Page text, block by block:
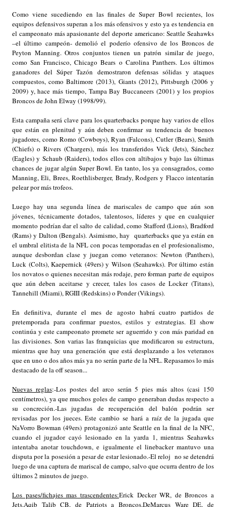
Como viene sucediendo en las finales de Super Bowl recientes, los
equipos defensivos superan a los más ofensivos y esto ya es tendencia en
el campeonato más apasionante del deporte americano: Seattle Seahawks
–el último campeón- demolió el poderío ofensivo de los Broncos de
Peyton Manning. Otros conjuntos tienen un patrón similar de juego,
como San Francisco, Chicago Bears o Carolina Panthers. Los últimos
ganadores del Súper Tazón demostraron defensas sólidas y ataques
compuestos, como Baltimore (2013), Giants (2012), Pittsburgh (2006 y
2009) y, hace más tiempo, Tampa Bay Buccaneers (2001) y los propios
Broncos de John Elway (1998/99).
Esta campaña será clave para los quarterbacks porque hay varios de ellos
que están en plenitud y aún deben confirmar su tendencia de buenos
jugadores, como Romo (Cowboys), Ryan (Falcons), Cutler (Bears), Smith
(Chiefs) o Rivers (Chargers), más los transferidos Vick (Jets), Sánchez
(Eagles) y Schaub (Raiders), todos ellos con altibajos y bajo las últimas
chances de jugar algún Super Bowl. En tanto, los ya consagrados, como
Manning, Eli, Brees, Roethlisberger, Brady, Rodgers y Flacco intentarán
pelear por más trofeos.
Luego hay una segunda línea de mariscales de campo que aún son
jóvenes, técnicamente dotados, talentosos, líderes y que en cualquier
momento podrían dar el salto de calidad, como Stafford (Lions), Bradford
(Rams) y Dalton (Bengals). Asimismo, hay quarterbacks que ya están en
el umbral elitista de la NFL con pocas temporadas en el profesionalismo,
aunque desbordan clase y juegan como veteranos: Newton (Panthers),
Luck (Colts), Kaepernick (49ers) y Wilson (Seahawks). Por último están
los novatos o quienes necesitan más rodaje, pero forman parte de equipos
que aún deben aceitarse y crecer, tales los casos de Locker (Titans),
Tannehill (Miami), RGIII (Redskins) o Ponder (Vikings).
En definitiva, durante el mes de agosto habrá cuatro partidos de
pretemporada para confirmar puestos, estilos y estrategias. El show
continúa y este campeonato promete ser aguerrido y con más paridad en
las divisiones. Son varias las franquicias que modificaron su estructura,
mientras que hay una generación que está desplazando a los veteranos
que en uno o dos años más ya no serán parte de la NFL. Repasamos lo más
destacado de la off season...
Nuevas reglas:-Los postes del arco serán 5 pies más altos (casi 150
centímetros), ya que muchos goles de campo generaban dudas respecto a
su concreción.-Las jugadas de recuperación del balón podrán ser
revisadas por los jueces. Este cambio se hará a raíz de la jugada que
NaVorro Bowman (49ers) protagonizó ante Seattle en la final de la NFC,
cuando el jugador cayó lesionado en la yarda 1, mientras Seahawks
intentaba anotar touchdown, e igualmente el linebacker mantuvo una
disputa por la posesión a pesar de estar lesionado.-El reloj no se detendrá
luego de una captura de mariscal de campo, salvo que ocurra dentro de los
últimos 2 minutos de juego.
Los pases/fichajes mas trascendentes:Erick Decker WR, de Broncos a
Jets.Aqib Talib CB, de Patriots a Broncos.DeMarcus Ware DE, de